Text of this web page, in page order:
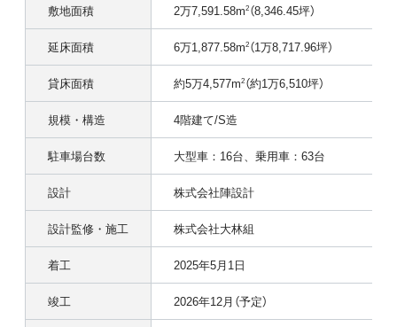
敷地面積 2万7,591.58m2（8,346.45坪）
延床面積 6万1,877.58m2（1万8,717.96坪）
貸床面積 約5万4,577m2（約1万6,510坪）
規模・構造 4階建て/S造
駐車場台数 大型車：16台、乗用車：63台
設計 株式会社陣設計
設計監修・施工 株式会社大林組
着工 2025年5月1日
竣工 2026年12月（予定）